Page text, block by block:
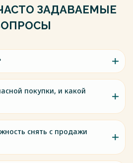
ЗАДАВАЕМЫЕ
покупки, и какой
снять с продажи